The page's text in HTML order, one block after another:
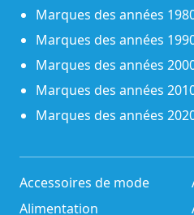
Marques des années
Marques des années
Marques des années
Marques des années
Marques des années
Accessoires de mode
Alimentation